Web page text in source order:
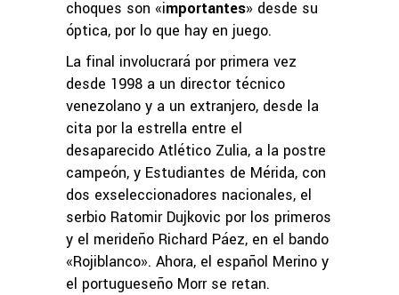
choques son «importantes» desde su
óptica, por lo que hay en juego.
La final involucrará por primera vez
desde 1998 a un director técnico
venezolano y a un extranjero, desde la
cita por la estrella entre el
desaparecido Atlético Zulia, a la postre
campeón, y Estudiantes de Mérida, con
dos exseleccionadores nacionales, el
serbio Ratomir Dujkovic por los primeros
y el merideño Richard Páez, en el bando
«Rojiblanco». Ahora, el español Merino y
el portugueseño Morr se retan.